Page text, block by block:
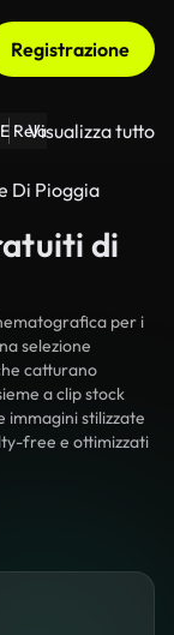
Registrazione
Relazioni Il
Visualizza tutto
Di Pioggia
di
per i
selezione
catturano
a clip stock
immagini stilizzate
free e ottimizzati